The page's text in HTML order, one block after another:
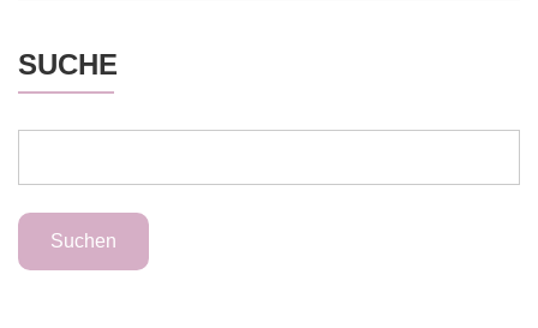
SUCHE